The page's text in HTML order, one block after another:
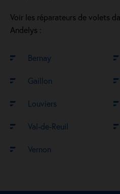
Voir les réparateurs de volets
Andelys :
Bernay
Gaillon
Louviers
Val-de-Reuil
Vernon